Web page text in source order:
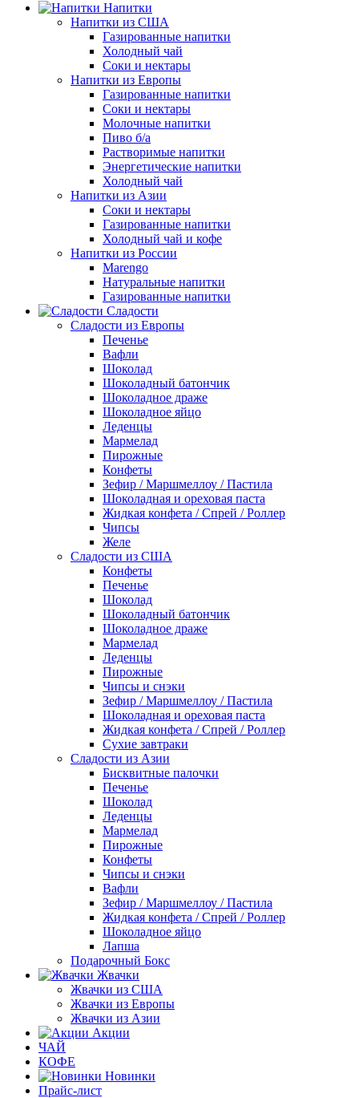
Напитки
Напитки из США
Газированные напитки
Холодный чай
Соки и нектары
Напитки из Европы
Газированные напитки
Соки и нектары
Молочные напитки
Пиво б/а
Растворимые напитки
Энергетические напитки
Холодный чай
Напитки из Азии
Соки и нектары
Газированные напитки
Холодный чай и кофе
Напитки из России
Marengo
Натуральные напитки
Газированные напитки
Сладости
Сладости из Европы
Печенье
Вафли
Шоколад
Шоколадный батончик
Шоколадное драже
Шоколадное яйцо
Леденцы
Мармелад
Пирожные
Конфеты
Зефир / Маршмеллоу / Пастила
Шоколадная и ореховая паста
Жидкая конфета / Спрей / Роллер
Чипсы
Желе
Сладости из США
Конфеты
Печенье
Шоколад
Шоколадный батончик
Шоколадное драже
Мармелад
Леденцы
Пирожные
Чипсы и снэки
Зефир / Маршмеллоу / Пастила
Шоколадная и ореховая паста
Жидкая конфета / Спрей / Роллер
Сухие завтраки
Сладости из Азии
Бисквитные палочки
Печенье
Шоколад
Леденцы
Мармелад
Пирожные
Конфеты
Чипсы и снэки
Вафли
Зефир / Маршмеллоу / Пастила
Жидкая конфета / Спрей / Роллер
Шоколадное яйцо
Лапша
Подарочный Бокс
Жвачки
Жвачки из США
Жвачки из Европы
Жвачки из Азии
Акции
ЧАЙ
КОФЕ
Новинки
Прайс-лист